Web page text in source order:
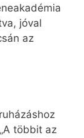
jóval
az
többit az